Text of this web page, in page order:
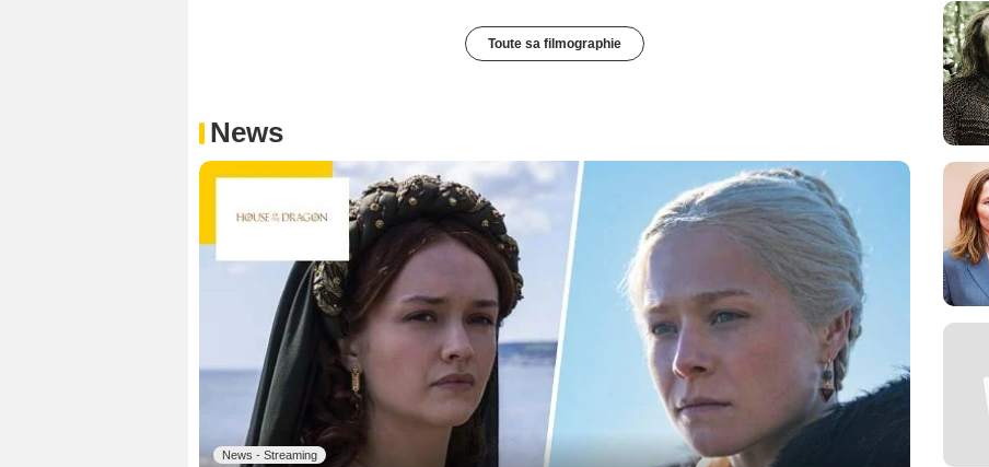
Toute sa filmographie
News
News - Streaming